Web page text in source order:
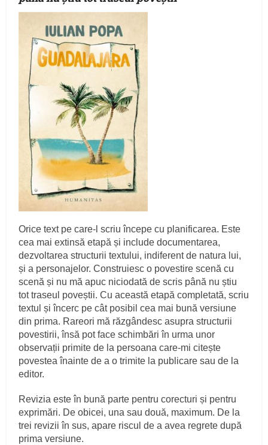
Orice text pe care-l scriu începe cu planificarea. Este
cea mai extinsă etapă și include documentarea,
dezvoltarea structurii textului, indiferent de natura lui,
și a personajelor. Construiesc o povestire scenă cu
scenă și nu mă apuc niciodată de scris până nu știu
tot traseul poveștii. Cu această etapă completată, scriu
textul și încerc pe cât posibil cea mai bună versiune
din prima. Rareori mă răzgândesc asupra structurii
povestirii, însă pot face schimbări în urma unor
observații primite de la persoana care-mi citește
povestea înainte de a o trimite la publicare sau de la
editor.
Revizia este în bună parte pentru corecturi și pentru
exprimări. De obicei, una sau două, maximum. De la
trei revizii în sus, apare riscul de a avea regrete după
prima versiune.